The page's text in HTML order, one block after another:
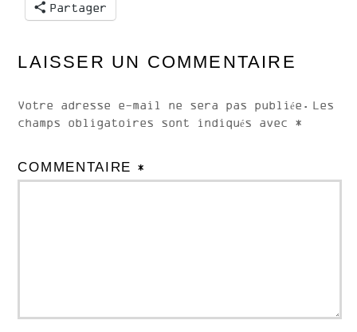
Partager
LAISSER UN COMMENTAIRE
Votre adresse e-mail ne sera pas publiée. Les
champs obligatoires sont indiqués avec *
COMMENTAIRE *